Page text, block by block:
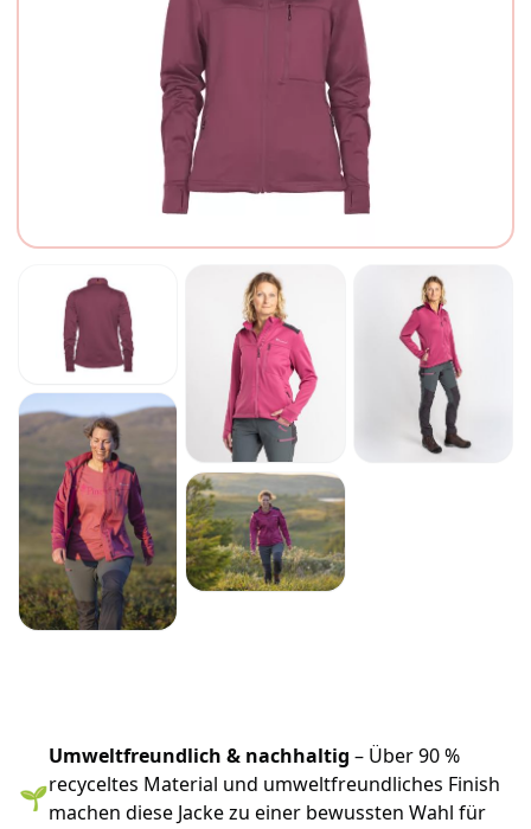
🌱
Umweltfreundlich & nachhaltig – Über 90 %
recyceltes Material und umweltfreundliches Finish
machen diese Jacke zu einer bewussten Wahl für